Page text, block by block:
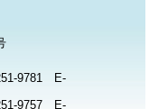
9781 E-
9757 E-